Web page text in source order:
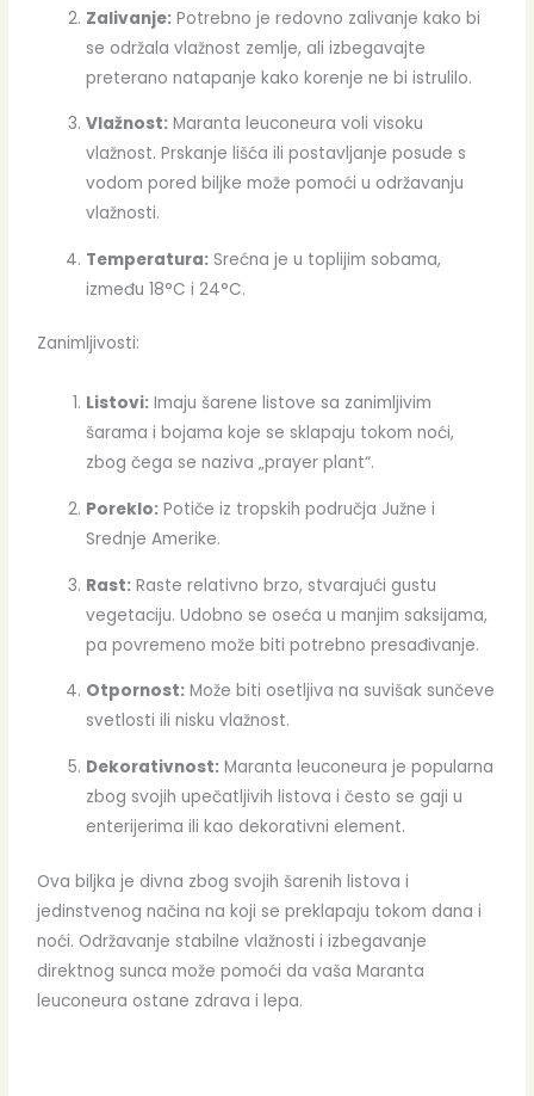
Zalivanje: Potrebno je redovno zalivanje kako bi
se održala vlažnost zemlje, ali izbegavajte
preterano natapanje kako korenje ne bi istrulilo.
Vlažnost: Maranta leuconeura voli visoku
vlažnost. Prskanje lišća ili postavljanje posude s
vodom pored biljke može pomoći u održavanju
vlažnosti.
Temperatura: Srećna je u toplijim sobama,
između 18°C i 24°C.
Zanimljivosti:
Listovi: Imaju šarene listove sa zanimljivim
šarama i bojama koje se sklapaju tokom noći,
zbog čega se naziva „prayer plant“.
Poreklo: Potiče iz tropskih područja Južne i
Srednje Amerike.
Rast: Raste relativno brzo, stvarajući gustu
vegetaciju. Udobno se oseća u manjim saksijama,
pa povremeno može biti potrebno presađivanje.
Otpornost: Može biti osetljiva na suvišak sunčeve
svetlosti ili nisku vlažnost.
Dekorativnost: Maranta leuconeura je popularna
zbog svojih upečatljivih listova i često se gaji u
enterijerima ili kao dekorativni element.
Ova biljka je divna zbog svojih šarenih listova i
jedinstvenog načina na koji se preklapaju tokom dana i
noći. Održavanje stabilne vlažnosti i izbegavanje
direktnog sunca može pomoći da vaša Maranta
leuconeura ostane zdrava i lepa.